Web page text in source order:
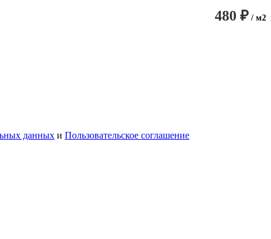
480 ₽ / м2
данных и Пользовательское соглашение